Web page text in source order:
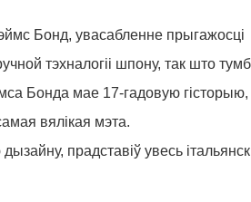
Бонд, увасабленне прыгажосці
тэхналогіі шпону, так што
Бонда мае 17-гадовую
вялікая мэта.
прадставіў увесь